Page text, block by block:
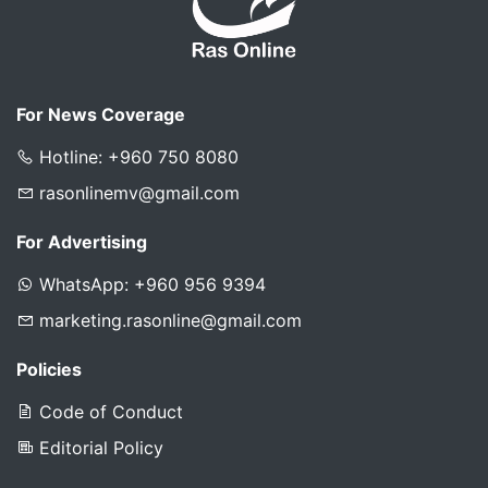
For News Coverage
Hotline: +960 750 8080
rasonlinemv@gmail.com
For Advertising
WhatsApp: +960 956 9394
marketing.rasonline@gmail.com
Policies
Code of Conduct
Editorial Policy